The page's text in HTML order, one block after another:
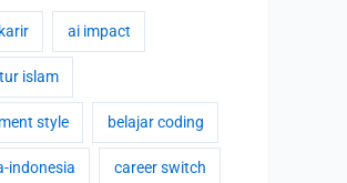
ai impact
islam
style belajar coding
indonesia career switch